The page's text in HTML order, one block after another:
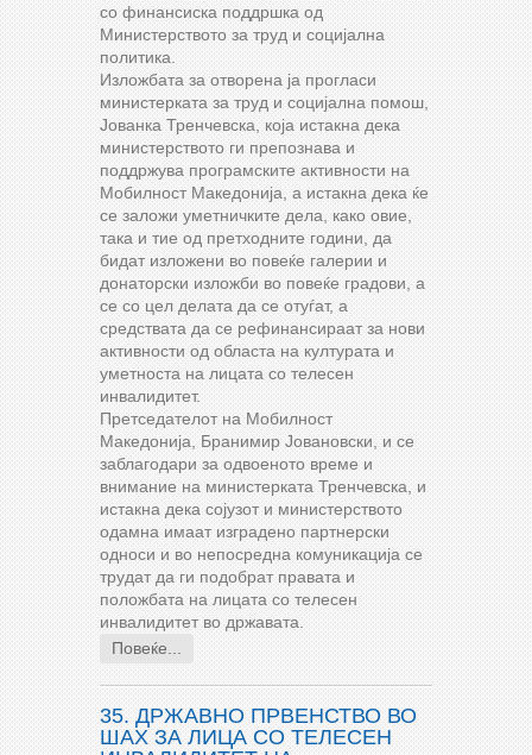
со финансиска поддршка од
Министерството за труд и социјална
политика.
Изложбата за отворена ја прогласи
министерката за труд и социјална помош,
Јованка Тренчевска, која истакна дека
министерството ги препознава и
поддржува програмските активности на
Мобилност Македонија, а истакна дека ќе
се заложи уметничките дела, како овие,
така и тие од претходните години, да
бидат изложени во повеќе галерии и
донаторски изложби во повеќе градови, а
се со цел делата да се отуѓат, а
средствата да се рефинансираат за нови
активности од областа на културата и
уметноста на лицата со телесен
инвалидитет.
Претседателот на Мобилност
Македонија, Бранимир Јовановски, и се
заблагодари за одвоеното време и
внимание на министерката Тренчевска, и
истакна дека сојузот и министерството
одамна имаат изградено партнерски
односи и во непосредна комуникација се
трудат да ги подобрат правата и
положбата на лицата со телесен
инвалидитет во државата.
Повеќе...
35. ДРЖАВНО ПРВЕНСТВО ВО
ШАХ ЗА ЛИЦА СО ТЕЛЕСЕН